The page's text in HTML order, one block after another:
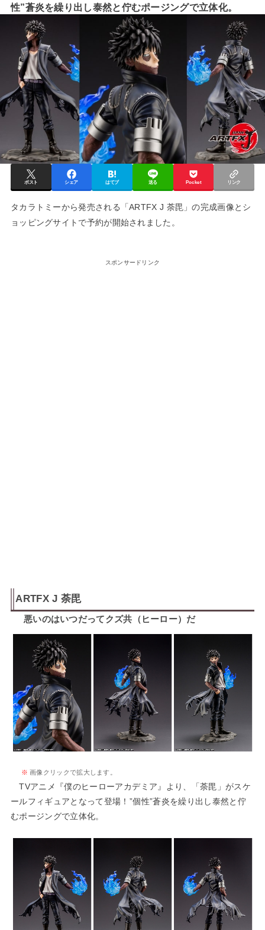
性”蒼炎を繰り出し泰然と佇むポージングで立体化。
ポスト シェア はてブ 送る Pocket リンク
タカラトミーから発売される「ARTFX J 荼毘」の完成画像とシ
ョッピングサイトで予約が開始されました。
スポンサードリンク
ARTFX J 荼毘
悪いのはいつだってクズ共（ヒーロー）だ
※ 画像クリックで拡大します。
TVアニメ『僕のヒーローアカデミア』より、「荼毘」がスケ
ールフィギュアとなって登場！”個性”蒼炎を繰り出し泰然と佇
むポージングで立体化。